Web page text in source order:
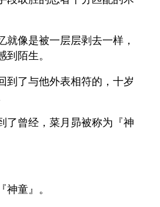
就像是被一层层剥去一样，
陌生。
到了与他外表相符的，十岁
曾经，菜月昴被称为『神
童』。